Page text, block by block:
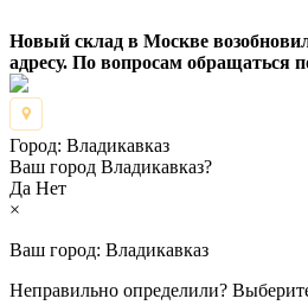
Новый склад в Москве
адресу. По вопросам обращаться
Город: Владикавказ
Ваш город Владикавказ?
Да Нет
×
Ваш город: Владикавказ
Неправильно определили?